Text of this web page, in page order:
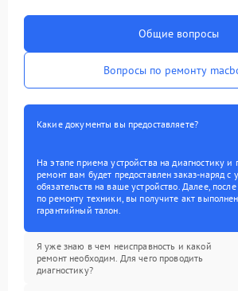
Общие вопросы
Вопросы по ремонту
Какие документы вы предоставляете?
На этапе приема устройства на диагностику
ремонт вам будет предоставлен заказ-наряд с
обязательств на ваше устройство. Далее,
по ремонту техники, вы получите акт
гарантийный талон.
Я уже знаю в чем неисправность и какой
ремонт необходим. Для чего проводить
диагностику?